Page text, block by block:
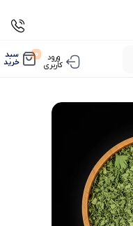
ورود
کاربری
0 سبد
خرید